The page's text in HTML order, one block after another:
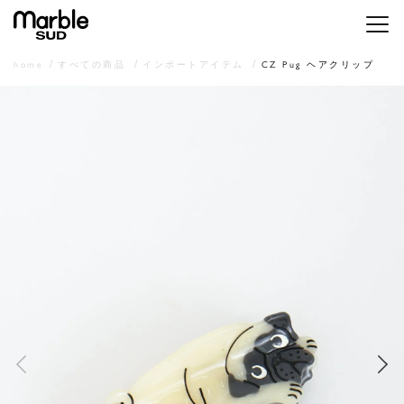
メニ
home すべての商品 インポートアイテム CZ Pug ヘアクリップ